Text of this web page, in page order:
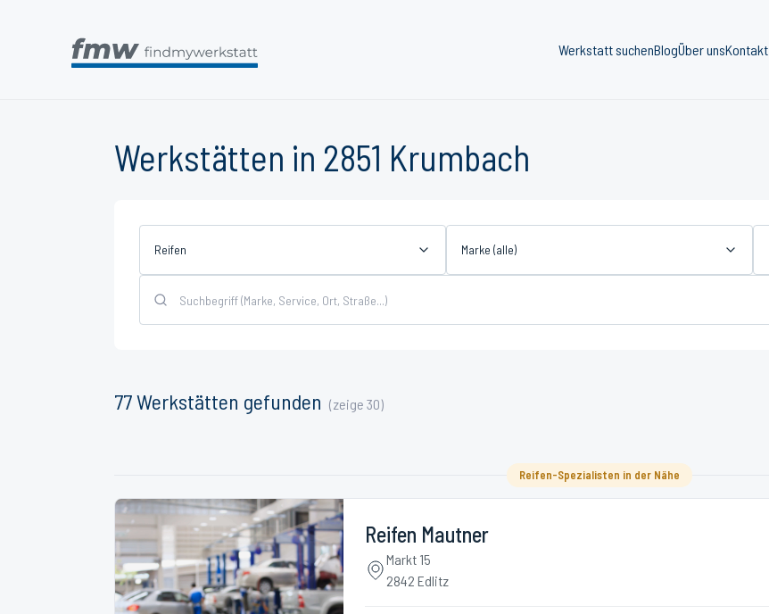
Werkstatt suchenBlogÜber unsKontakt
Werkstätten in 2851 Krumbach
Reifen Marke (alle)
77Werkstätten gefunden (zeige 30)
Reifen-Spezialisten in der Nähe
Reifen Mautner
Markt 15
2842 Edlitz